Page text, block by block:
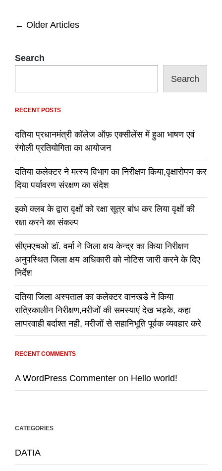
आप
नहीं
यहां
देखें
Posts
← Older Articles
Search
Search
RECENT POSTS
दतिया प्रधानमंत्री कॉलेज ऑफ़ एक्सीलेंस में हुआ भाषण एवं
रंगोली प्रतियोगिता का आयोजन
दतिया कलेक्टर ने मत्स्य विभाग का निरीक्षण किया,वृक्षारोपण कर
दिया पर्यावरण संरक्षण का संदेश
इको क्लब के द्वारा वृक्षों को रक्षा सूत्र बांध कर लिया वृक्षों की
रक्षा करने का संकल्प
सीएमएचओ डॉ. वर्मा ने जिला क्षय केन्द्र का किया निरीक्षण
अनुपस्थित जिला क्षय अधिकारी को नोटिस जारी करने के दिए
निर्देश
दतिया जिला अस्पताल का कलेक्टर वानखडे ने किया
रात्रिकालीन निरीक्षण,मरीजों की समस्याएं देख भड़के, कहा
लापरवाही बर्दाश्त नही, मरीजों से सहानिभूति पूर्वक व्यवहार करे
RECENT COMMENTS
A WordPress Commenter on Hello world!
CATEGORIES
DATIA